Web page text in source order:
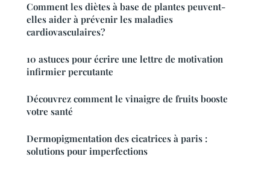
Comment les diètes à base de plantes peuvent-
elles aider à prévenir les maladies
cardiovasculaires?
10 astuces pour écrire une lettre de motivation
infirmier percutante
Découvrez comment le vinaigre de fruits booste
votre santé
Dermopigmentation des cicatrices à paris :
solutions pour imperfections